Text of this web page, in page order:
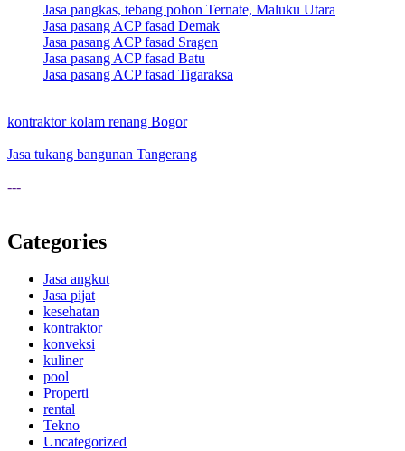
Jasa pangkas, tebang pohon Ternate, Maluku Utara
Jasa pasang ACP fasad Demak
Jasa pasang ACP fasad Sragen
Jasa pasang ACP fasad Batu
Jasa pasang ACP fasad Tigaraksa
kontraktor kolam renang Bogor
Jasa tukang bangunan Tangerang
---
Categories
Jasa angkut
Jasa pijat
kesehatan
kontraktor
konveksi
kuliner
pool
Properti
rental
Tekno
Uncategorized